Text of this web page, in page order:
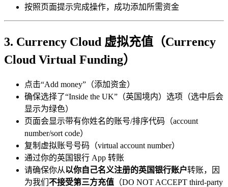
按照页面提示完成操作，成功添加所需资金
3. Currency Cloud 虚拟充值（Currency
Cloud Virtual Funding）
点击“Add money”（添加资金）
确保选择了“Inside the UK”（英国境内）选项（选中后会
显示为绿色）
页面会显示带有你姓名的账号/排序代码（account
number/sort code）
复制虚拟账号号码（virtual account number）
通过你的英国银行 App 转账
请确保你从以你自己名义注册的英国银行账户转账，因
为我们 不接受第三方充值 （DO NOT ACCEPT third-party